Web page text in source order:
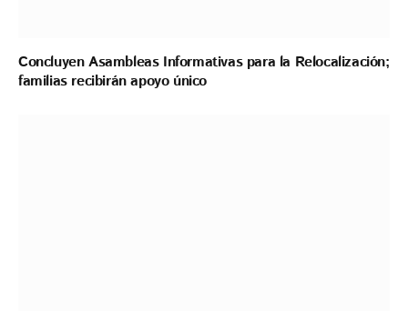
Concluyen Asambleas Informativas para la Relocalización;
familias recibirán apoyo único